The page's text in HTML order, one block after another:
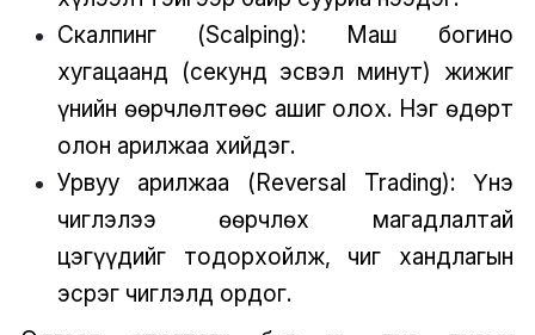
Скалпинг (Scalping): Маш богино
хугацаанд (секунд эсвэл минут) жижиг
үнийн өөрчлөлтөөс ашиг олох. Нэг өдөрт
олон арилжаа хийдэг.
Урвуу арилжаа (Reversal Trading): Үнэ
чиглэлээ өөрчлөх магадлалтай
цэгүүдийг тодорхойлж, чиг хандлагын
эсрэг чиглэлд ордог.